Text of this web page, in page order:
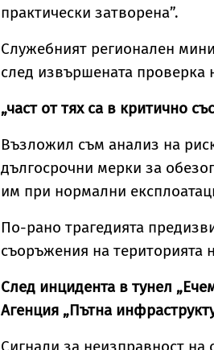
практически затворена”.
Служебният регионален
след извършената проверка
„част от тях са в критично
Възложил съм анализ на
дългосрочни мерки за
им при нормални
По-рано трагедията
съоръжения на територията
След инцидента в тунел
Агенция „Пътна